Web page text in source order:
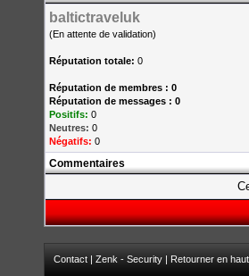
baltictraveluk
(En attente de validation)
Réputation totale: 0
Réputation de membres : 0
Réputation de messages : 0
Positifs: 0
Neutres: 0
Négatifs: 0
Commentaires
Contact | Zenk - Security | Retourner en haut